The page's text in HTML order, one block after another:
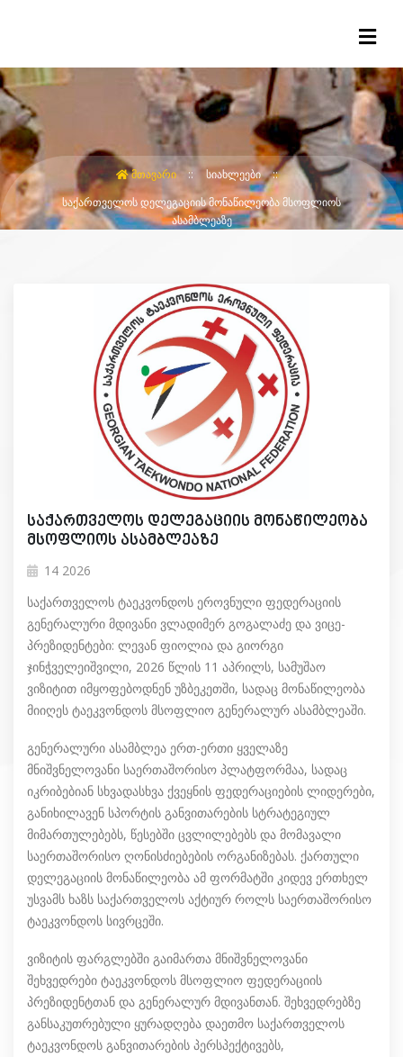
ᲛᲗᲐᲕᲐᲠᲘ
ᲡᲘᲐᲮᲚᲔᲔᲑᲘ
ᲡᲐᲥᲐᲠᲗᲕᲔᲚᲝᲡ ᲓᲔᲚᲔᲒᲐᲪᲘᲘᲡ ᲛᲝᲜᲐᲬᲘᲚᲔᲝᲑᲐ ᲛᲡᲝᲤᲚᲘᲝᲡ
ᲐᲡᲐᲛᲑᲚᲔᲐᲖᲔ
საქართველოს დელეგაციის მონაწილეობა
მსოფლიოს ასამბლეაზე
14 2026
საქართველოს ტაეკვონდოს ეროვნული ფედერაციის
გენერალური მდივანი ვლადიმერ გოგალაძე და ვიცე-
პრეზიდენტები: ლევან ფიოლია და გიორგი
ჯინჭველეიშვილი, 2026 წლის 11 აპრილს, სამუშაო
ვიზიტით იმყოფებოდნენ უზბეკეთში, სადაც მონაწილეობა
მიიღეს ტაეკვონდოს მსოფლიო გენერალურ ასამბლეაში.
გენერალური ასამბლეა ერთ-ერთი ყველაზე
მნიშვნელოვანი საერთაშორისო პლატფორმაა, სადაც
იკრიბებიან სხვადასხვა ქვეყნის ფედერაციების ლიდერები,
განიხილავენ სპორტის განვითარების სტრატეგიულ
მიმართულებებს, წესებში ცვლილებებს და მომავალი
საერთაშორისო ღონისძიებების ორგანიზებას. ქართული
დელეგაციის მონაწილეობა ამ ფორმატში კიდევ ერთხელ
უსვამს ხაზს საქართველოს აქტიურ როლს საერთაშორისო
ტაეკვონდოს სივრცეში.
ვიზიტის ფარგლებში გაიმართა მნიშვნელოვანი
შეხვედრები ტაეკვონდოს მსოფლიო ფედერაციის
პრეზიდენტთან და გენერალურ მდივანთან. შეხვედრებზე
განსაკუთრებული ყურადღება დაეთმო საქართველოს
ტაეკვონდოს განვითარების პერსპექტივებს,